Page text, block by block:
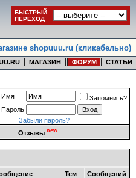
БЫСТРЫЙ
ПЕРЕХОД
shopuuu.ru (кликабельно)
МАГАЗИН ФОРУМ СТАТЬИ
Имя
Запомнить?
Пароль
Забыли пароль?
Отзывы new
Тем Сообщений